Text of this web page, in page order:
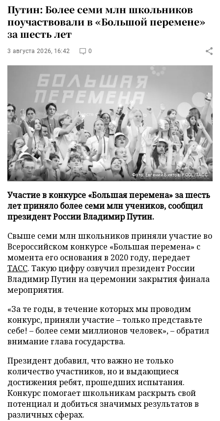
Путин: Более семи млн школьников
поучаствовали в «Большой перемене»
за шесть лет
3 августа 2026, 16:42 0
Фото: Евгений Биятов/POOL/ТАСС
Участие в конкурсе «Большая перемена» за шесть
лет приняло более семи млн учеников, сообщил
президент России Владимир Путин.
Свыше семи млн школьников приняли участие во
Всероссийском конкурсе «Большая перемена» с
момента его основания в 2020 году, передает
ТАСС. Такую цифру озвучил президент России
Владимир Путин на церемонии закрытия финала
мероприятия.
«За те годы, в течение которых мы проводим
конкурс, приняли участие – только представьте
себе! – более семи миллионов человек», – обратил
внимание глава государства.
Президент добавил, что важно не только
количество участников, но и выдающиеся
достижения ребят, прошедших испытания.
Конкурс помогает школьникам раскрыть свой
потенциал и добиться значимых результатов в
различных сферах.